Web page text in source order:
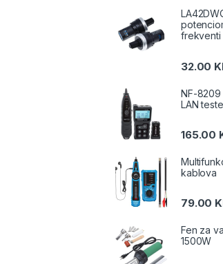
frekventi
32.00
NF-8209
LAN
165.00
kablova
79.00
Fen za
1500W